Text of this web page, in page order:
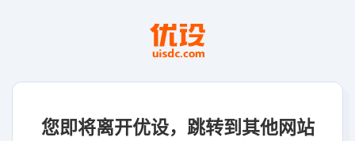
您即将离开优设，跳转到其他网站